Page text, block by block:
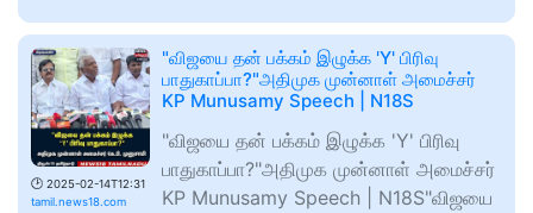
🕑 2025-02-14T12:31
tamil.news18.com
"விஜயை தன் பக்கம் இழுக்க 'Y' பிரிவு
பாதுகாப்பா?"அதிமுக முன்னாள் அமைச்சர்
KP Munusamy Speech | N18S
"விஜயை தன் பக்கம் இழுக்க 'Y' பிரிவு
பாதுகாப்பா?"அதிமுக முன்னாள் அமைச்சர்
KP Munusamy Speech | N18S"விஜயை